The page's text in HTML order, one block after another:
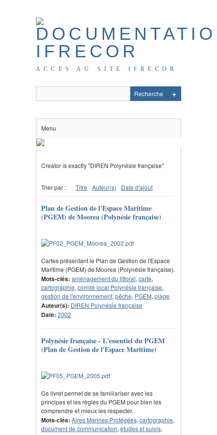
ACCES AU SITE IFRECOR
Menu
Creator is exactly "DIREN Polynésie française"
Trier par : Titre Auteur(s) Date d'ajout
Plan de Gestion de l'Espace Maritime
(PGEM) de Moorea (Polynésie française)
Cartes présentant le Plan de Gestion de l'Espace
Maritime (PGEM) de Moorea (Polynésie française).
Mots-clés: aménagement du littoral, carte,
cartographie, comité local Polynésie française,
gestion de l'environnement, pêche, PGEM, plage
Auteur(s): DIREN Polynésie française
Date: 2002
Polynésie française - L'essentiel du PGEM
(Plan de Gestion de l'Espace Maritime)
Ce livret permet de se familiariser avec les
principes et les règles du PGEM pour bien les
comprendre et mieux les respecter.
Mots-clés: Aires Marines Protégées, cartographie,
document de communication, études et suivis,